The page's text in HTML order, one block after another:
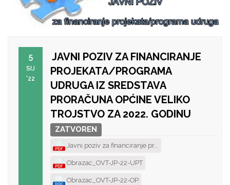
5
SIJ
'22
JAVNI POZIV ZA FINANCIRANJE
PROJEKATA/PROGRAMA
UDRUGA IZ SREDSTAVA
PRORAČUNA OPĆINE VELIKO
TROJSTVO ZA 2022. GODINU
ZATVOREN
Javni poziv za financiranje pr...
Obrazac_OVT-JP-22-UPT
Obrazac_OVT-JP-22-OP